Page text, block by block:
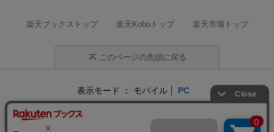
楽天ブックストップ 楽天Koboトップ 楽天市場トップ
このページの先頭に戻る
表示モード モバイル PC
企業情報 個人情報保護方針